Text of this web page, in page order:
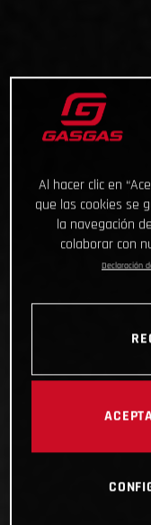
Al hacer clic en
que las cookies se
la navegación
colaborar con
Declaración